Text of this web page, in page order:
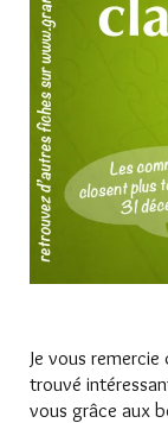
Je vous
trouvé
vous grâce aux